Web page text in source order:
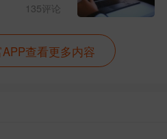
135评论
查看更多内容